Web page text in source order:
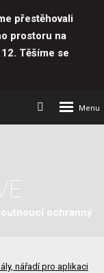
přestěhovali
prostoru na
Těšíme se
Vyhledávání
Rozbalení
ochranný
nářadí pro aplikaci